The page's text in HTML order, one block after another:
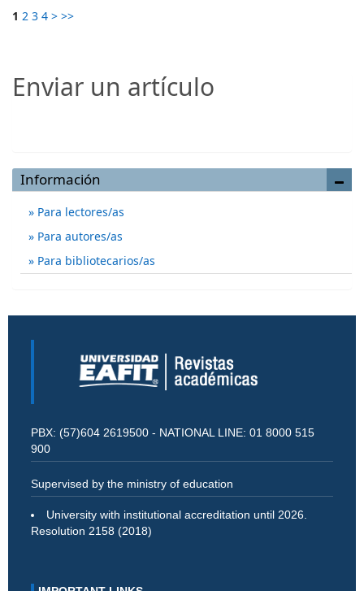
1 2 3 4 > >>
Enviar un artículo
Información
Para lectores/as
Para autores/as
Para bibliotecarios/as
PBX: (57)604 2619500 - NATIONAL LINE: 01 8000 515
900
Supervised by the ministry of education
University with institutional accreditation until 2026.
Resolution 2158 (2018)